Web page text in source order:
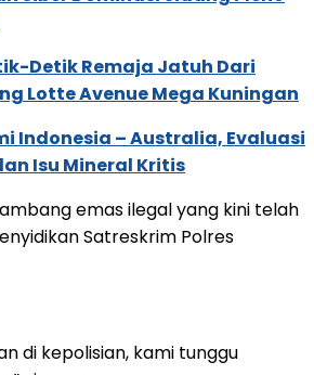
Detik Remaja Jatuh Dari
Lotte Avenue Mega Kuningan
Indonesia – Australia, Evaluasi
Isu Mineral Kritis
emas ilegal yang kini telah
Satreskrim Polres
di kepolisian, kami tunggu